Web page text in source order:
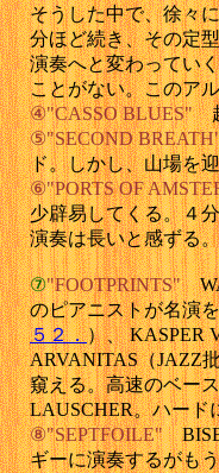
そうした中で、徐々
分ほど続き、その定
演奏へと変わってい
ことがない。このア
④"CASSO BLUES"超
⑤"SECOND
ド。しかし、山場を
⑥"PORTS OF
少辟易してくる。４
演奏は長いと感ずる。
⑦"FOOTPRINTS"
のピアニストが名演
５２．）、
ARVANITAS（
窺える。高速のベー
LAUSCHER。ハード
⑧"SEPTFOILE"
ギーに演奏するがも